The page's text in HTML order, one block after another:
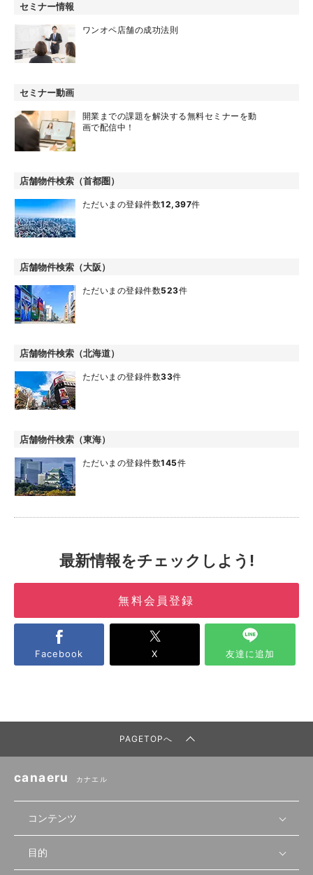
セミナー情報
ワンオペ店舗の成功法則
セミナー動画
開業までの課題を解決する無料セミナーを動
画で配信中！
店舗物件検索（首都圏）
ただいまの登録件数12,397件
店舗物件検索（大阪）
ただいまの登録件数523件
店舗物件検索（北海道）
ただいまの登録件数33件
店舗物件検索（東海）
ただいまの登録件数145件
最新情報をチェックしよう!
無料会員登録
Facebook X 友達に追加
PAGETOPへ
canaeru カナエル
コンテンツ
無料開業相談
目的